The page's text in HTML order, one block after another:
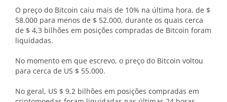
O preço do Bitcoin caiu mais de 10% na última hora, de $
58.000 para menos de $ 52.000, durante os quais cerca
de $ 4,3 bilhões em posições compradas de Bitcoin foram
liquidadas.
No momento em que escrevo, o preço do Bitcoin voltou
para cerca de US $ 55.000.
No geral, US $ 9,2 bilhões em posições compradas em